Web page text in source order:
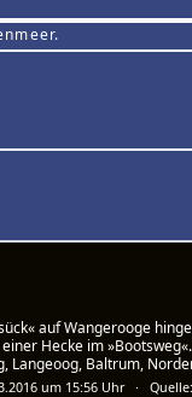
auf Wangerooge
Hecke im
Langeoog, Baltrum,
um 15:56 Uhr · Quelle: